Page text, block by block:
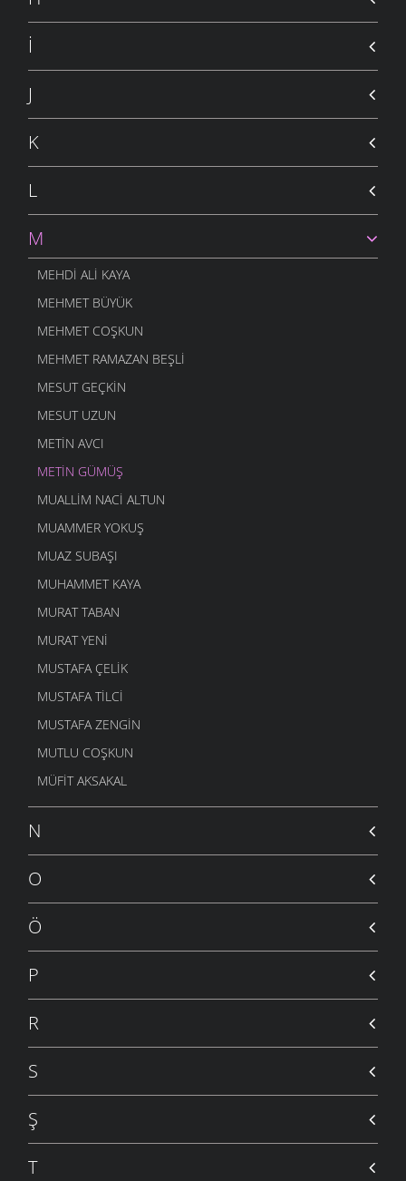
İ
J
K
L
M
MEHDI ALI KAYA
MEHMET BÜYÜK
MEHMET COŞKUN
MEHMET RAMAZAN BEŞLI
MESUT GEÇKIN
MESUT UZUN
METIN AVCI
METIN GÜMÜŞ
MUALLIM NACI ALTUN
MUAMMER YOKUŞ
MUAZ SUBAŞI
MUHAMMET KAYA
MURAT TABAN
MURAT YENI
MUSTAFA ÇELIK
MUSTAFA TILCI
MUSTAFA ZENGIN
MUTLU COŞKUN
MÜFIT AKSAKAL
N
O
Ö
P
R
S
Ş
T